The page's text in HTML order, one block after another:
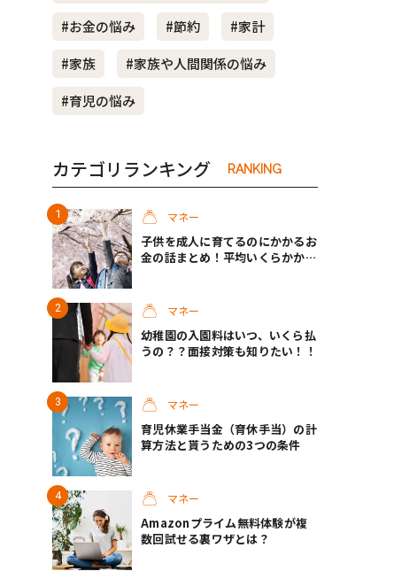
#お金の悩み
#節約
#家計
#家族
#家族や人間関係の悩み
#育児の悩み
カテゴリランキング RANKING
マネー
子供を成人に育てるのにかかるお
金の話まとめ！平均いくらかか
マネー
幼稚園の入園料はいつ、いくら払
うの？？面接対策も知りたい！！
マネー
育児休業手当金（育休手当）の計
算方法と貰うための3つの条件
マネー
Amazonプライム無料体験が複
数回試せる裏ワザとは？